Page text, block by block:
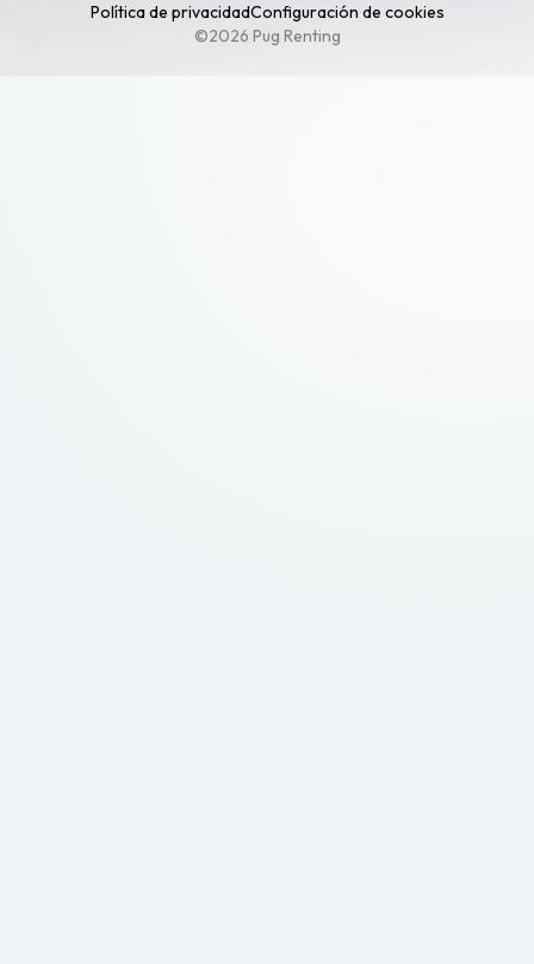
Política de privacidadConfiguración de cookies
©2026 Pug Renting